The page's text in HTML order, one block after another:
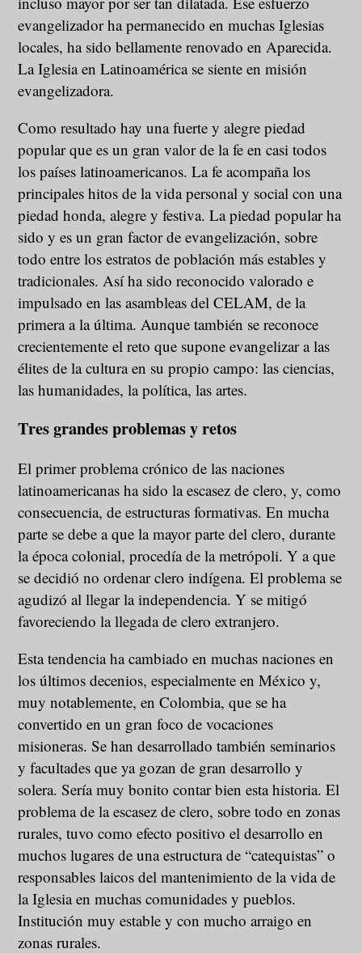
evangelizador ha permanecido en muchas Iglesias
locales, ha sido bellamente renovado en Aparecida.
La Iglesia en Latinoamérica se siente en misión
evangelizadora.
Como resultado hay una fuerte y alegre piedad
popular que es un gran valor de la fe en casi todos
los países latinoamericanos. La fe acompaña los
principales hitos de la vida personal y social con una
piedad honda, alegre y festiva. La piedad popular ha
sido y es un gran factor de evangelización, sobre
todo entre los estratos de población más estables y
tradicionales. Así ha sido reconocido valorado e
impulsado en las asambleas del CELAM, de la
primera a la última. Aunque también se reconoce
crecientemente el reto que supone evangelizar a las
élites de la cultura en su propio campo: las ciencias,
las humanidades, la política, las artes.
Tres grandes problemas y retos
El primer problema crónico de las naciones
latinoamericanas ha sido la escasez de clero, y, como
consecuencia, de estructuras formativas. En mucha
parte se debe a que la mayor parte del clero, durante
la época colonial, procedía de la metrópoli. Y a que
se decidió no ordenar clero indígena. El problema se
agudizó al llegar la independencia. Y se mitigó
favoreciendo la llegada de clero extranjero.
Esta tendencia ha cambiado en muchas naciones en
los últimos decenios, especialmente en México y,
muy notablemente, en Colombia, que se ha
convertido en un gran foco de vocaciones
misioneras. Se han desarrollado también seminarios
y facultades que ya gozan de gran desarrollo y
solera. Sería muy bonito contar bien esta historia. El
problema de la escasez de clero, sobre todo en zonas
rurales, tuvo como efecto positivo el desarrollo en
muchos lugares de una estructura de “catequistas” o
responsables laicos del mantenimiento de la vida de
la Iglesia en muchas comunidades y pueblos.
Institución muy estable y con mucho arraigo en
zonas rurales.